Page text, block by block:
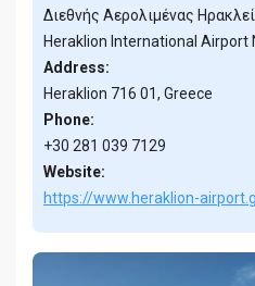
Διεθνής Aερολιμένας
Heraklion International Airport
Address:
Heraklion 716 01, Greece
Phone:
+30 281 039 7129
Website:
https://www.heraklion-